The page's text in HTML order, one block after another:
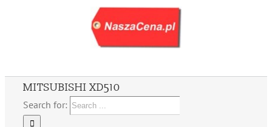
MITSUBISHI XD510
Search for: